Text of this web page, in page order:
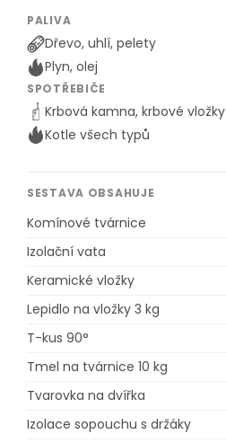
PALIVA
Dřevo, uhlí, pelety
Plyn, olej
SPOTŘEBIČE
Krbová kamna, krbové vložky
Kotle všech typů
SESTAVA OBSAHUJE
Komínové tvárnice
Izolační vata
Keramické vložky
Lepidlo na vložky 3 kg
T-kus 90°
Tmel na tvárnice 10 kg
Tvarovka na dvířka
Izolace sopouchu s držáky